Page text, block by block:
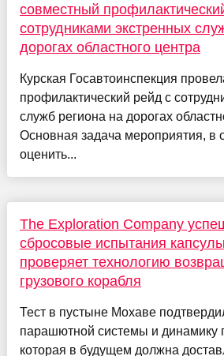
совместный
сотрудниками экстренных
дорогах областного центра
Курская Госавтоинспекция
профилактический рейд с
служб региона на дорогах
Основная задача мероприятия, в
оценить...
The Exploration Company
сбросовые испытания
проверяет технологию
грузового корабля
Тест в пустыне Мохаве
парашютной системы и динамику
которая в будущем должна